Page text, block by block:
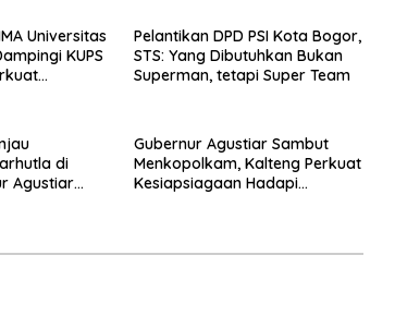
Universitas
KUPS
Pelantikan DPD PSI Kota Bogor,
STS: Yang Dibutuhkan Bukan
Superman, tetapi Super Team
di
Agustiar
Gubernur Agustiar Sambut
Menkopolkam, Kalteng Perkuat
Kesiapsiagaan Hadapi